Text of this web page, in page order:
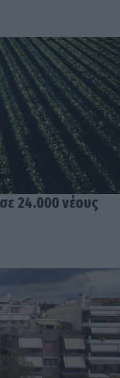
24.000 νέους